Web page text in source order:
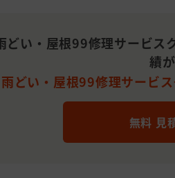
どい・屋根99修理サービス
績
雨どい・屋根99修理サービ
無料 見